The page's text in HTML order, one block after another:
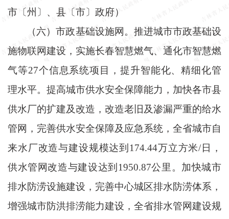
市〔州〕、县〔市〕政府）
（六）市政基础设施网。推进城市市政基础设
施物联网建设，实施长春智慧燃气、通化市智慧燃
气等27个信息系统项目，提升智能化、精细化管
理水平。提高城市供水安全保障能力，加快各市县
供水厂的扩建及改造，改造老旧及渗漏严重的给水
管网，完善供水安全保障及应急系统，全省城市自
来水厂改造与建设规模达到174.44万立方米/日，
供水管网改造与建设达到1950.87公里。加快城市
排水防涝设施建设，完善中心城区排水防涝体系，
增强城市防洪排涝能力建设，全省排水管网建设规